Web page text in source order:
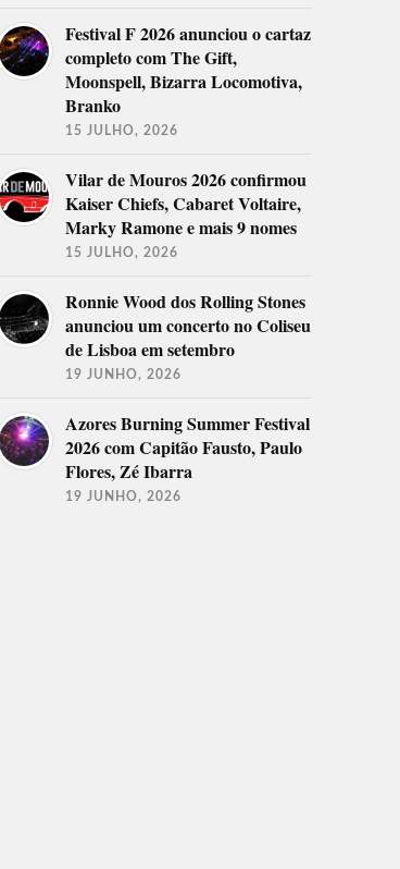
Festival F 2026 anunciou o cartaz
completo com The Gift,
Moonspell, Bizarra Locomotiva,
Branko
15 JULHO, 2026
Vilar de Mouros 2026 confirmou
Kaiser Chiefs, Cabaret Voltaire,
Marky Ramone e mais 9 nomes
15 JULHO, 2026
Ronnie Wood dos Rolling Stones
anunciou um concerto no Coliseu
de Lisboa em setembro
19 JUNHO, 2026
Azores Burning Summer Festival
2026 com Capitão Fausto, Paulo
Flores, Zé Ibarra
19 JUNHO, 2026